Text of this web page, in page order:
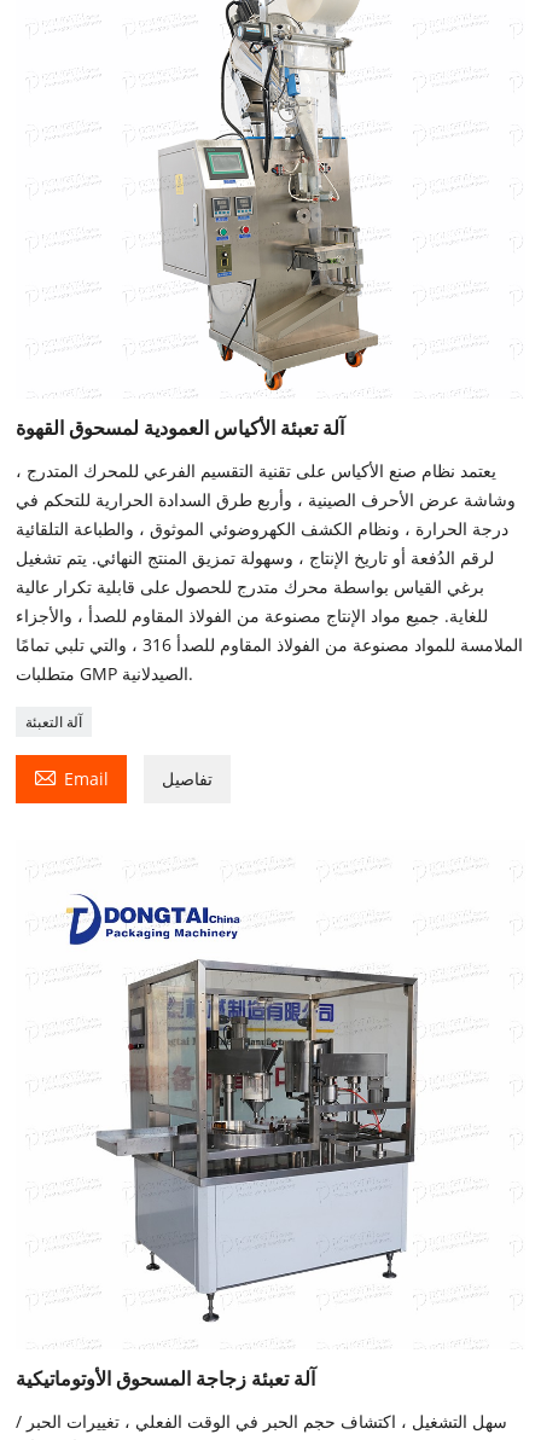
آلة تعبئة الأكياس العمودية لمسحوق القهوة
يعتمد نظام صنع الأكياس على تقنية التقسيم الفرعي للمحرك المتدرج ،
وشاشة عرض الأحرف الصينية ، وأربع طرق السدادة الحرارية للتحكم في
درجة الحرارة ، ونظام الكشف الكهروضوئي الموثوق ، والطباعة التلقائية
لرقم الدُفعة أو تاريخ الإنتاج ، وسهولة تمزيق المنتج النهائي. يتم تشغيل
برغي القياس بواسطة محرك متدرج للحصول على قابلية تكرار عالية
للغاية. جميع مواد الإنتاج مصنوعة من الفولاذ المقاوم للصدأ ، والأجزاء
الملامسة للمواد مصنوعة من الفولاذ المقاوم للصدأ 316 ، والتي تلبي تمامًا
متطلبات GMP الصيدلانية.
آلة التعبئة
 Email تفاصيل
آلة تعبئة زجاجة المسحوق الأوتوماتيكية
سهل التشغيل ، اكتشاف حجم الحبر في الوقت الفعلي ، تغييرات الحبر /